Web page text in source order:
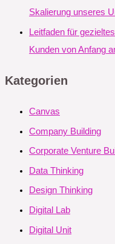
Skalierung unseres
Leitfaden für
Kunden von Anfang
Kategorien
Canvas
Company Building
Corporate Venture
Data Thinking
Design Thinking
Digital Lab
Digital Unit